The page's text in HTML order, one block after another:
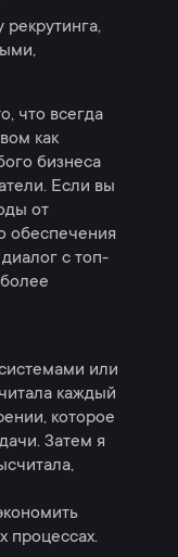
что всегда
как
бизнеса
Если вы
от
обеспечения
с топ-
или
каждый
которое
Затем я
процессах.